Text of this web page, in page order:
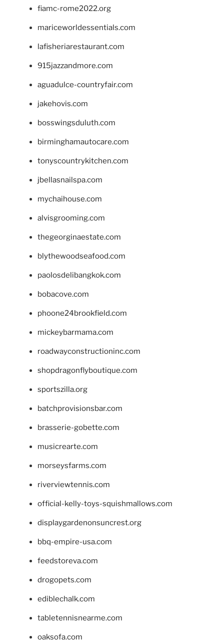
fiamc-rome2022.org
mariceworldessentials.com
lafisheriarestaurant.com
915jazzandmore.com
aguadulce-countryfair.com
jakehovis.com
bosswingsduluth.com
birminghamautocare.com
tonyscountrykitchen.com
jbellasnailspa.com
mychaihouse.com
alvisgrooming.com
thegeorginaestate.com
blythewoodseafood.com
paolosdelibangkok.com
bobacove.com
phoone24brookfield.com
mickeybarmama.com
roadwayconstructioninc.com
shopdragonflyboutique.com
sportszilla.org
batchprovisionsbar.com
brasserie-gobette.com
musicrearte.com
morseysfarms.com
riverviewtennis.com
official-kelly-toys-squishmallows.com
displaygardenonsuncrest.org
bbq-empire-usa.com
feedstoreva.com
drogopets.com
ediblechalk.com
tabletennisnearme.com
oaksofa.com